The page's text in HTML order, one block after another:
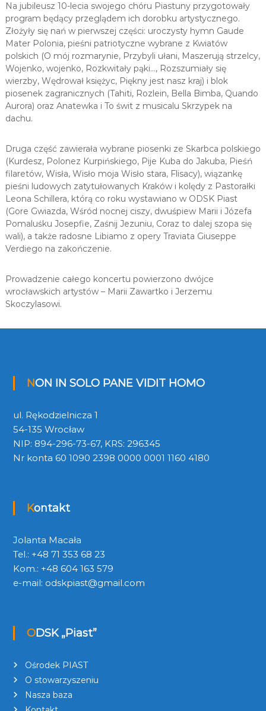
Na jubileusz 10-lecia swojego chóru Piastuny przygotowały
program będący przeglądem ich dorobku artystycznego.
Złożyły się nań w pierwszej części: uroczysty hymn Gaude
Mater Polonia, pieśni patriotyczne wybrane z Kwiatów
polskich (O mój rozmarynie, Przybyli ułani, Maszerują strzelcy,
Wojenko, wojenko, Rozkwitały pąki…, Rozszumiały się
wierzby, Wędrował księżyc, Piękny jest nasz kraj) i blok
piosenek zagranicznych (Tahiti, Rozlein, Bella Bimba, Quando
Aurora) oraz Anatewka i To świt z musicalu Skrzypek na
dachu.
Druga część zawierała wybrane piosenki ze Skarbca polskiego
(Kurdesz, Polonez Kurpińskiego, Pije Kuba do Jakuba, Pieśń
filaretów, Wisła, Wisło moja Wisło stara, Flisacy), wiązankę
pieśni ludowych zatytułowanych Kraków i kolędy z Pastorałki
Leona Schillera, którą co roku wystawiano w ODSK Piast
(Gore Gwiazda, Wśród nocnej ciszy, dwuśpiew Marii i Józefa
Pomaluśku Josepfie, Zaśnij Jezuniu, Coraz to dalej szopa się
wali), a także radosne Libiamo z opery Traviata Giuseppe
Verdiego na zakończenie.
Prowadzenie całego koncertu powierzono dwójce
wrocławskich artystów – Marii Zawartko i Jerzemu
Skoczylasowi.
NON IN SOLO PANE VIDIT HOMO
ul. Rękodzielnicza 1
54-135 Wrocław
NIP: 894-296-73-67, KRS: 296345
Nr konta 60 1090 2398 0000 0001 1160 4180
Kontakt
Jolanta Macała
Tel.: +48 71 353 68 23
Kom.: +48 604 163 579
e-mail: odskpiast@gmail.com
ODSK „Piast”
Ośrodek PIAST
O stowarzyszeniu
Nasza baza